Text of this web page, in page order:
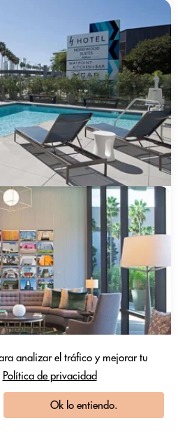
analizar el tráfico y mejorar tu
Política de privacidad
Ok lo entiendo.